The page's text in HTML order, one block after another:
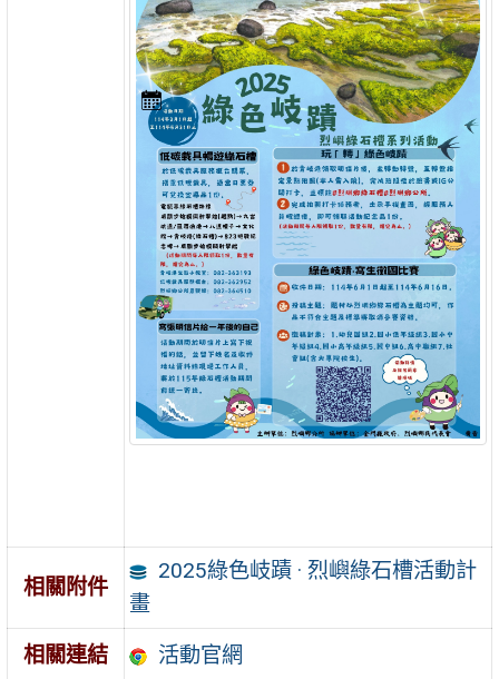
相關附件
2025綠色岐蹟 · 烈嶼綠石槽活動計
畫
相關連結 活動官網